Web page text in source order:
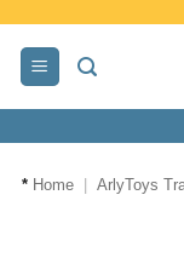
inhoud
* Home ArlyToys